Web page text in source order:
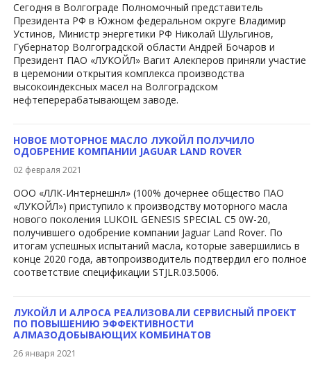
Сегодня в Волгограде Полномочный представитель
Президента РФ в Южном федеральном округе Владимир
Устинов, Министр энергетики РФ Николай Шульгинов,
Губернатор Волгоградской области Андрей Бочаров и
Президент ПАО «ЛУКОЙЛ» Вагит Алекперов приняли участие
в церемонии открытия комплекса производства
высокоиндексных масел на Волгоградском
нефтеперерабатывающем заводе.
НОВОЕ МОТОРНОЕ МАСЛО ЛУКОЙЛ ПОЛУЧИЛО
ОДОБРЕНИЕ КОМПАНИИ JAGUAR LAND ROVER
02 февраля 2021
ООО «ЛЛК-Интернешнл» (100% дочернее общество ПАО
«ЛУКОЙЛ») приступило к производству моторного масла
нового поколения LUKOIL GENESIS SPECIAL C5 0W-20,
получившего одобрение компании Jaguar Land Rover. По
итогам успешных испытаний масла, которые завершились в
конце 2020 года, автопроизводитель подтвердил его полное
соответствие спецификации STJLR.03.5006.​
ЛУКОЙЛ И АЛРОСА РЕАЛИЗОВАЛИ СЕРВИСНЫЙ ПРОЕКТ
ПО ПОВЫШЕНИЮ ЭФФЕКТИВНОСТИ
АЛМАЗОДОБЫВАЮЩИХ КОМБИНАТОВ
26 января 2021